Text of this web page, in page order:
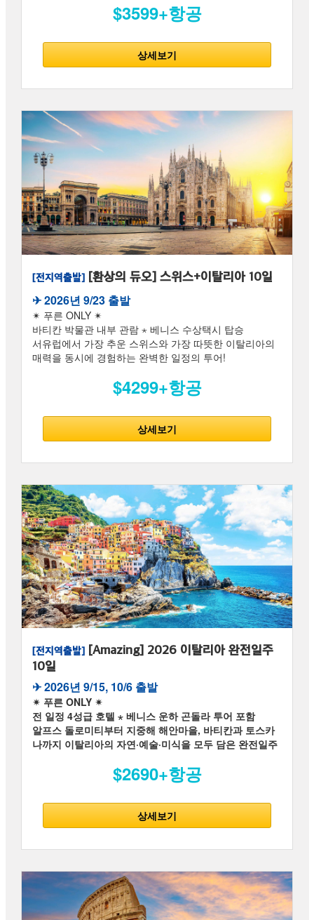
$3599+항공
상세보기
[전지역출발] [환상의 듀오] 스위스+이탈리아 10일
✈︎ 2026년 9/23 출발
✴ 푸른 ONLY ✴
바티칸 박물관 내부 관람 ⋆ 베니스 수상택시 탑승
서유럽에서 가장 추운 스위스와 가장 따뜻한 이탈리아의
매력을 동시에 경험하는 완벽한 일정의 투어!
$4299+항공
상세보기
[전지역출발] [Amazing] 2026 이탈리아 완전일주
10일
✈︎ 2026년 9/15, 10/6 출발
✴ 푸른 ONLY ✴
전 일정 4성급 호텔 ⋆ 베니스 운하 곤돌라 투어 포함
알프스 돌로미티부터 지중해 해안마을, 바티칸과 토스카
나까지 이탈리아의 자연·예술·미식을 모두 담은 완전일주
$2690+항공
상세보기